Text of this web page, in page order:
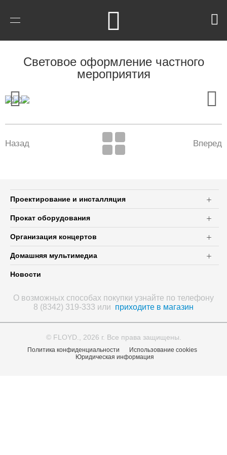
Световое оформление частного
мероприятия
Назад Вперед
Проектирование и инсталляция
Прокат оборудования
Организация концертов
Домашняя мультимедиа
Новости
О возможных способах покупки узнайте по телефону
8 (8342) 319-333 или приходите в магазин
© FLOYD., 2026 г. Все права защищены.
Политика конфиденциальности
Использование cookies
Юридическая информация